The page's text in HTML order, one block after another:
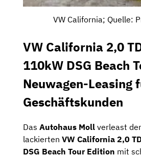
VW California; Quelle:
VW California 2,0
110kW DSG Beach
Neuwagen-Leasing
Geschäftskunden
Das Autohaus Moll verleast
lackierten VW California 2,0
DSG Beach Tour Edition mit